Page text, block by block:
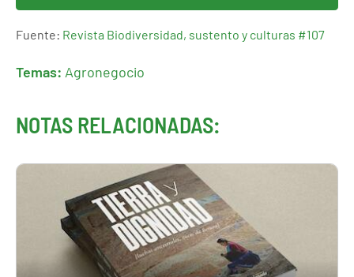
Fuente: Revista Biodiversidad, sustento y culturas #107
Temas: Agronegocio
NOTAS RELACIONADAS: